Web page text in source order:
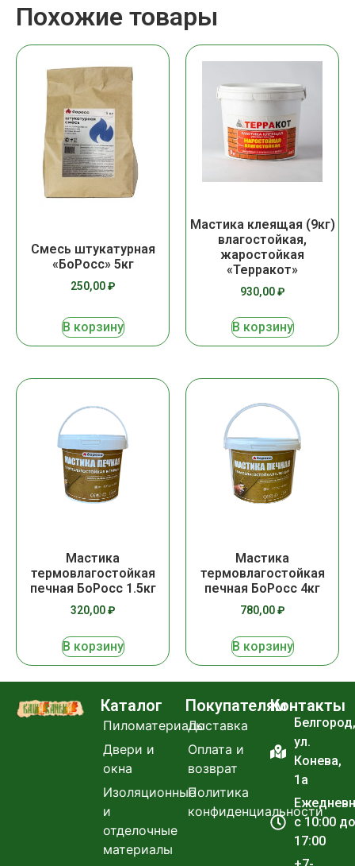
Похожие товары
Смесь штукатурная
«БоРосс» 5кг
250,00₽
В корзину
Мастика клеящая (9кг)
влагостойкая,
жаростойкая
«Терракот»
930,00₽
В корзину
Мастика
термовлагостойкая
печная БоРосс 1.5кг
320,00₽
В корзину
Мастика
термовлагостойкая
печная БоРосс 4кг
780,00₽
В корзину
Каталог
Пиломатериалы
Двери и
окна
Изоляционные
и
отделочные
материалы
Покупателям
Доставка
Оплата и
возврат
Политика
конфиденциальности
Контакты
Белгород,
ул.
Конева,
1а
с 10:00 до
17:00